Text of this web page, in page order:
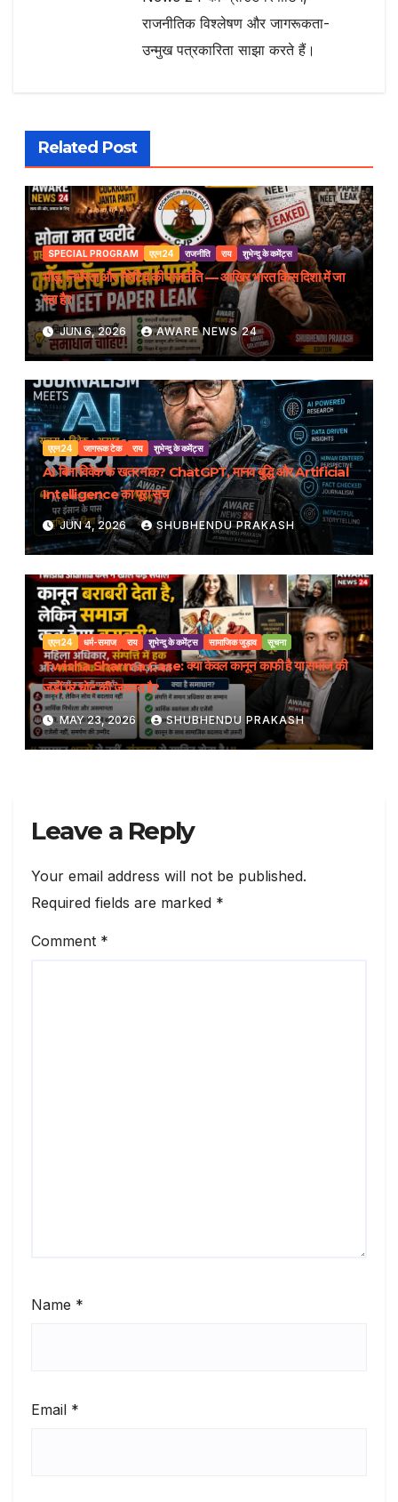
राजनीतिक विश्लेषण और जागरूकता-
उन्मुख पत्रकारिता साझा करते हैं।
Related Post
SPECIAL PROGRAM एएन24 राजनीति राय शुभेन्दु के कमेंट्स
भीड़, निर्भरता और नैरेटिव की राजनीति — आखिर भारत किस दिशा में जा
रहा है?
JUN 6, 2026 AWARE NEWS 24
एएन24 जागरूक टेक राय शुभेन्दु के कमेंट्स
AI बिना विवेक के खतरनाक? ChatGPT, मानव बुद्धि और Artificial
Intelligence का पूरा सच
JUN 4, 2026 SHUBHENDU PRAKASH
एएन24 धर्म-समाज राय शुभेन्दु के कमेंट्स सामाजिक जुड़ाव सूचना
Twisha Sharma Case: क्या केवल कानून काफी है या समाज की
जड़ों पर चोट की जरूरत है?
MAY 23, 2026 SHUBHENDU PRAKASH
Leave a Reply
Your email address will not be published.
Required fields are marked *
Comment *
Name *
Email *